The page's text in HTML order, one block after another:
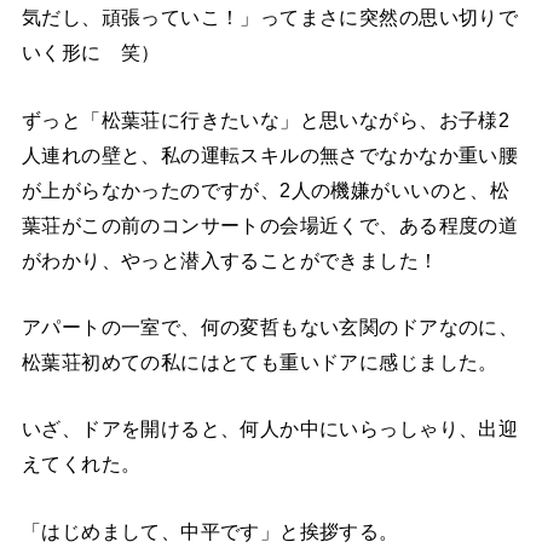
気だし、頑張っていこ！」ってまさに突然の思い切りで
いく形に 笑）
ずっと「松葉荘に行きたいな」と思いながら、お子様2
人連れの壁と、私の運転スキルの無さでなかなか重い腰
が上がらなかったのですが、2人の機嫌がいいのと、松
葉荘がこの前のコンサートの会場近くで、ある程度の道
がわかり、やっと潜入することができました！
アパートの一室で、何の変哲もない玄関のドアなのに、
松葉荘初めての私にはとても重いドアに感じました。
いざ、ドアを開けると、何人か中にいらっしゃり、出迎
えてくれた。
「はじめまして、中平です」と挨拶する。